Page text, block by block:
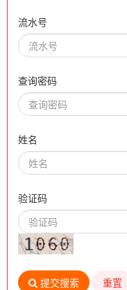
流水号
查询密码
姓名
验证码
提交搜索 重置